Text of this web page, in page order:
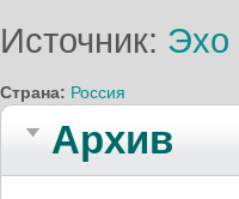
Источник: Эхо
Страна: Россия
Архив